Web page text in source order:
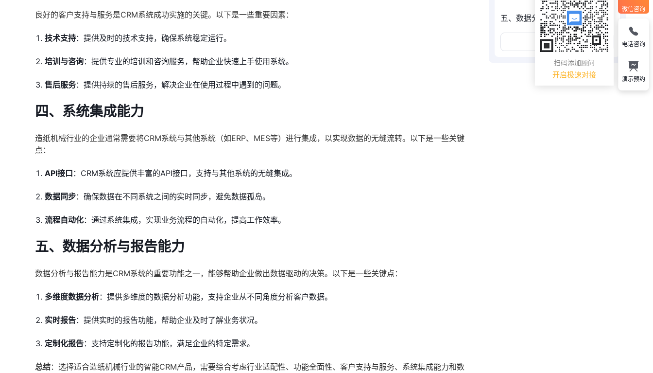
良好的客户支持与服务是CRM系统成功实施的关键。以下是一些重要因素：
技术支持：提供及时的技术支持，确保系统稳定运行。
培训与咨询：提供专业的培训和咨询服务，帮助企业快速上手使用系统。
售后服务：提供持续的售后服务，解决企业在使用过程中遇到的问题。
四、 系统集成能力
造纸机械行业的企业通常需要将CRM系统与其他系统（如ERP、MES等）进行集成，以实现数据的无缝流转。以下是一些关键
点：
API接口 ：CRM系统应提供丰富的API接口，支持与其他系统的无缝集成。
数据同步：确保数据在不同系统之间的实时同步，避免数据孤岛。
流程自动化：通过系统集成，实现业务流程的自动化，提高工作效率。
五、 数据分析与报告能力
数据分析与报告能力是CRM系统的重要功能之一，能够帮助企业做出数据驱动的决策。以下是一些关键点：
多维度数据分析：提供多维度的数据分析功能，支持企业从不同角度分析客户数据。
实时报告：提供实时的报告功能，帮助企业及时了解业务状况。
定制化报告：支持定制化的报告功能，满足企业的特定需求。
总结：选择适合造纸机械行业的智能CRM产品，需要综合考虑行业适配性、功能全面性、客户支持与服务、系统集成能力和数
五、数据分析与报告能力
展开更多
微信咨询
扫码添加顾问
开启极速对接
电话咨询
演示预约